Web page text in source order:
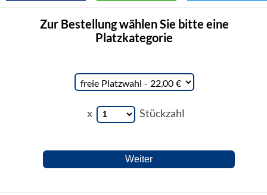
Zur Bestellung wählen Sie bitte eine
Platzkategorie
x Stückzahl